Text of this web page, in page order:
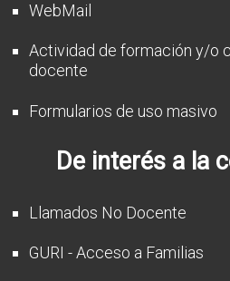
WebMail
Actividad de formación y/o
docente
Formularios de uso masivo
De interés a la
Llamados No Docente
GURI - Acceso a Familias